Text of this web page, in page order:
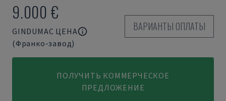
9.000 €
GINDUMAC ЦЕНА
(Франко-завод)
ВАРИАНТЫ ОПЛАТЫ
ПОЛУЧИТЬ КОММЕРЧЕСКОЕ
ПРЕДЛОЖЕНИЕ